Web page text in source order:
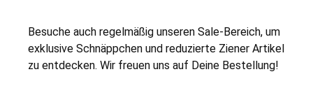
Besuche auch regelmäßig unseren Sale-Bereich, um
exklusive Schnäppchen und reduzierte Ziener Artikel
zu entdecken. Wir freuen uns auf Deine Bestellung!